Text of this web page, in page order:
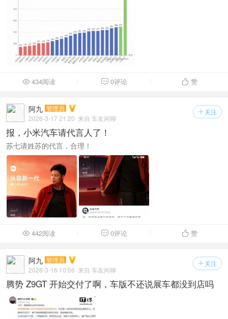
434阅读  0评论  赞
 关注
阿九 管理员
2026-3-17 21:20 来自 车友闲聊
报，小米汽车请代言人了！
苏七请姓苏的代言，合理！
442阅读  0评论  赞
 关注
阿九 管理员
2026-3-16 10:56 来自 车友闲聊
腾势 Z9GT 开始交付了啊，车版不还说展车都没到店吗